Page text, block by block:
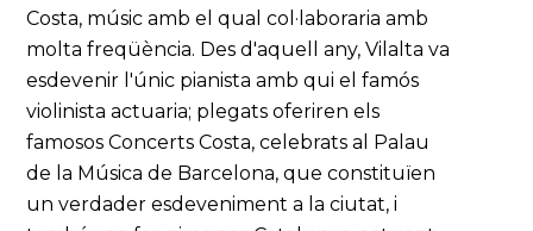
Costa, músic amb el qual col·laboraria amb
molta freqüència. Des d'aquell any, Vilalta va
esdevenir l'únic pianista amb qui el famós
violinista actuaria; plegats oferiren els
famosos Concerts Costa, celebrats al Palau
de la Música de Barcelona, que constituïen
un verdader esdeveniment a la ciutat, i